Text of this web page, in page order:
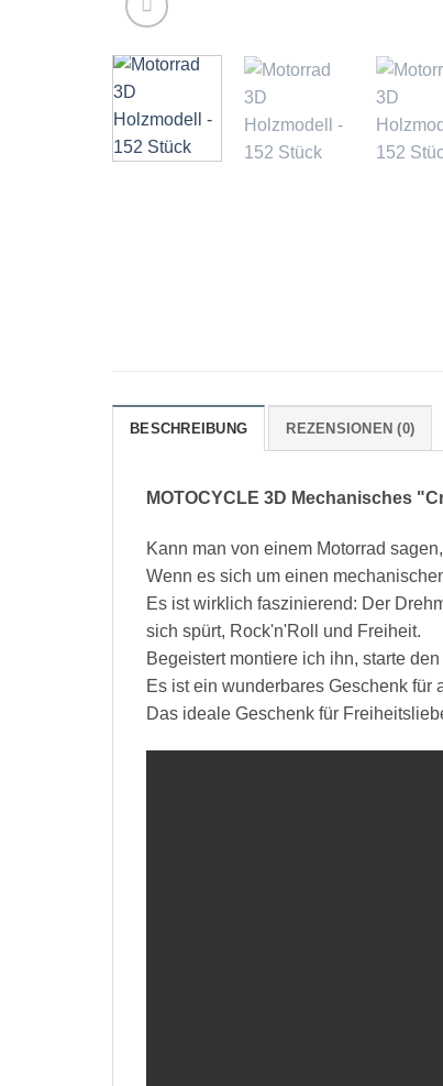
BESCHREIBUNG REZENSIONEN (0)
MOTOCYCLE 3D Mechanisches
Kann man von einem Motorrad
Wenn es sich um einen
Es ist wirklich faszinierend: Der
sich spürt, Rock'n'Roll und Freiheit.
Begeistert montiere ich ihn, starte
Es ist ein wunderbares Geschenk für
Das ideale Geschenk für